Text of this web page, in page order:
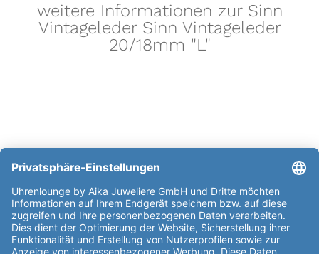
weitere Informationen zur Sinn
Vintageleder Sinn Vintageleder
20/18mm "L"